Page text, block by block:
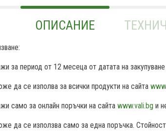
ОПИСАНИЕ
за период от 12 месеца от датата на закупуване
да се изполва за всички продукти на сайта
само за онлайн поръчки на сайта www.vali.bg и
да се използва само за една поръчка.